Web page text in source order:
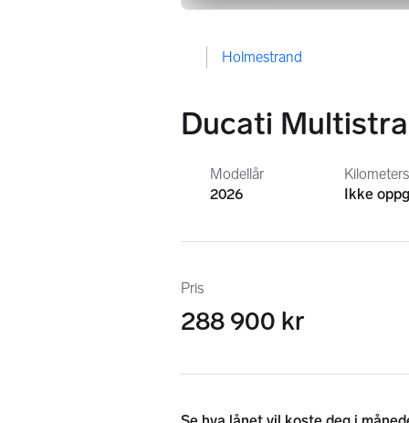
Holmestrand
Ducati
Modellår
2026
Ikke
Pris
288 900 kr